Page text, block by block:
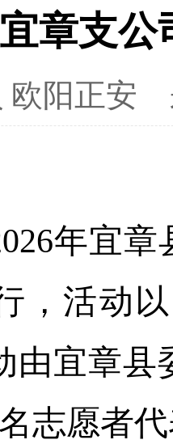
章支
欧阳正安
年宜
，活动
由宜章县
志愿者